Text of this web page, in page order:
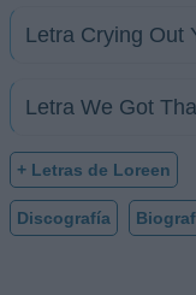
Letra Crying Out
Letra We Got
+ Letras de Loreen
Discografía